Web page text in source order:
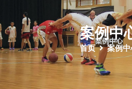
案例中
首页 案例